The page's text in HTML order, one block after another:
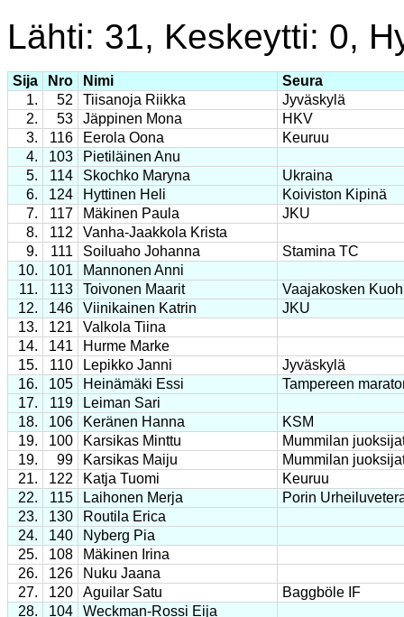
Lähti: 31, Keskeytti: 0,
Sija Nro Nimi
Seura
1.
52 Tiisanoja Riikka
Jyväskylä
2.
53 Jäppinen Mona
HKV
3.
116 Eerola Oona
Keuruu
4.
103
Pietiläinen Anu
5.
114 Skochko Maryna
Ukraina
6.
124 Hyttinen Heli
Koiviston Kipinä
7.
117 Mäkinen Paula
JKU
8.
112
Vanha-Jaakkola Krista
9.
111 Soiluaho Johanna
Stamina TC
10.
101
Mannonen Anni
11.
113 Toivonen Maarit
Vaajakosken
12.
146 Viinikainen Katrin
JKU
13.
121
Valkola Tiina
14.
141
Hurme Marke
15.
110 Lepikko Janni
Jyväskylä
16.
105 Heinämäki Essi
Tampereen
17.
119
Leiman Sari
18.
106 Keränen Hanna
KSM
19.
100 Karsikas Minttu
Mummilan
19.
99 Karsikas Maiju
Mummilan
21.
122 Katja Tuomi
Keuruu
22.
115 Laihonen Merja
Porin
23.
130
Routila Erica
24.
140
Nyberg Pia
25.
108
Mäkinen Irina
26.
126
Nuku Jaana
27.
120 Aguilar Satu
Baggböle IF
28.
104
Weckman-Rossi Eija